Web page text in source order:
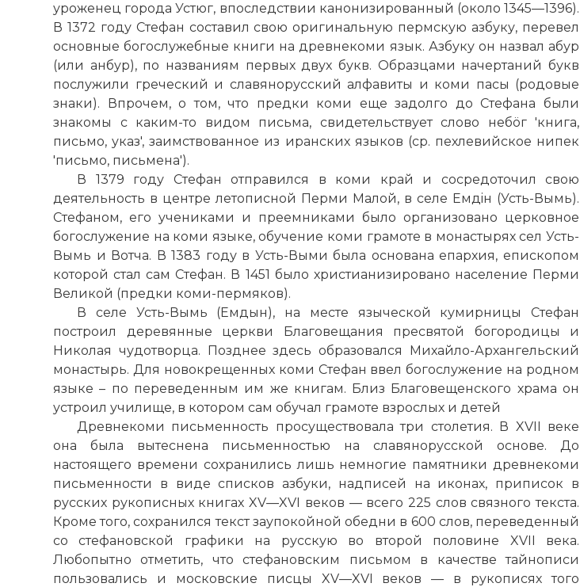
уроженец города Устюг, впоследствии канонизированный (около 1345—1396).
В 1372 году Стефан составил свою оригинальную пермскую азбуку, перевел
основные богослужебные книги на древнекоми язык. Азбуку он назвал абур
(или анбур), по названиям первых двух букв. Образцами начертаний букв
послужили греческий и славянорусский алфавиты и коми пасы (родовые
знаки). Впрочем, о том, что предки коми еще задолго до Стефана были
знакомы с каким-то видом письма, свидетельствует слово небöг 'книга,
письмо, указ', заимствованное из иранских языков (ср. пехлевийское нипек
'письмо, письмена').
В 1379 году Стефан отправился в коми край и сосредоточил свою
деятельность в центре летописной Перми Малой, в селе Емдiн (Усть-Вымь).
Стефаном, его учениками и преемниками было организовано церковное
богослужение на коми языке, обучение коми грамоте в монастырях сел Усть-
Вымь и Вотча. В 1383 году в Усть-Выми была основана епархия, епископом
которой стал сам Стефан. В 1451 было христианизировано население Перми
Великой (предки коми-пермяков).
В селе Усть-Вымь (Емдын), на месте языческой кумирницы Стефан
построил деревянные церкви Благовещания пресвятой богородицы и
Николая чудотворца. Позднее здесь образовался Михайло-Архангельский
монастырь. Для новокрещенных коми Стефан ввел богослужение на родном
языке – по переведенным им же книгам. Близ Благовещенского храма он
устроил училище, в котором сам обучал грамоте взрослых и детей
Древнекоми письменность просуществовала три столетия. В XVII веке
она была вытеснена письменностью на славянорусской основе. До
настоящего времени сохранились лишь немногие памятники древнекоми
письменности в виде списков азбуки, надписей на иконах, приписок в
русских рукописных книгах XV—XVI веков — всего 225 слов связного текста.
Кроме того, сохранился текст заупокойной обедни в 600 слов, переведенный
со стефановской графики на русскую во второй половине XVII века.
Любопытно отметить, что стефановским письмом в качестве тайнописи
пользовались и московские писцы XV—XVI веков — в рукописях того